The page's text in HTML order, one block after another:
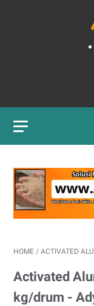
HOME / ACTIVATED
Activated
kg/drum -